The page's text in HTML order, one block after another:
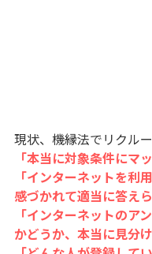
現状、機縁法でリクル
「本当に対象条件にマ
「インターネットを利
感づかれて適当に答え
「インターネットのア
かどうか、本当に見分